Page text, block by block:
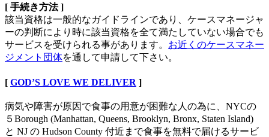
[ 手続き方法 ]
該当資格は一般的なガイドラインであり、ケースマネージャ
ーの判断により時に該当資格を全て満たしていない場合でも
サービスを受けられる事があります。 お近くのケースマネー
ジメント団体を通して申請して下さい。
[ GOD’S LOVE WE DELIVER ]
病気や障害が原因で食事の用意が困難な人の為に、NYCの
５Borough (Manhattan, Queens, Brooklyn, Bronx, Staten Island)
と NJ の Hudson County 付近まで食事を無料で届けるサービ